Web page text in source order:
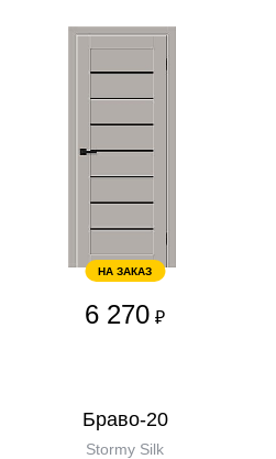
НА ЗАКАЗ
6 270 ₽
Браво-20
Stormy Silk